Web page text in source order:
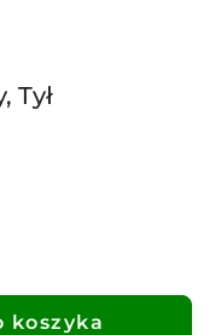
Tył
koszyka